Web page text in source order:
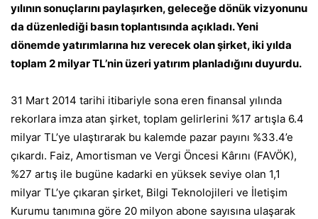
yılının sonuçlarını paylaşırken, geleceğe dönük vizyonunu
da düzenlediği basın toplantısında açıkladı. Yeni
dönemde yatırımlarına hız verecek olan şirket, iki yılda
toplam 2 milyar TL’nin üzeri yatırım planladığını duyurdu.
31 Mart 2014 tarihi itibariyle sona eren finansal yılında
rekorlara imza atan şirket, toplam gelirlerini %17 artışla 6.4
milyar TL’ye ulaştırarak bu kalemde pazar payını %33.4’e
çıkardı. Faiz, Amortisman ve Vergi Öncesi Kârını (FAVÖK),
%27 artış ile bugüne kadarki en yüksek seviye olan 1,1
milyar TL’ye çıkaran şirket, Bilgi Teknolojileri ve İletişim
Kurumu tanımına göre 20 milyon abone sayısına ulaşarak